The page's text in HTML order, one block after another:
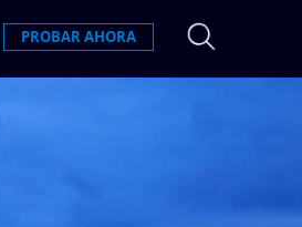
PROBAR AHORA